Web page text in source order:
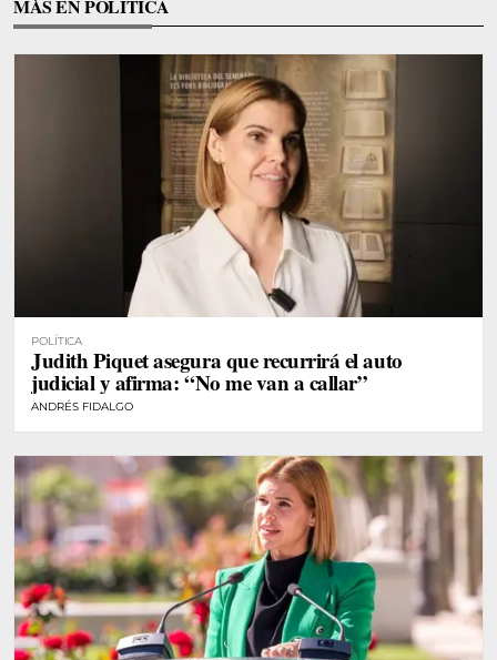
MÁS EN POLÍTICA
POLÍTICA
Judith Piquet asegura que recurrirá el auto
judicial y afirma: “No me van a callar”
ANDRÉS FIDALGO